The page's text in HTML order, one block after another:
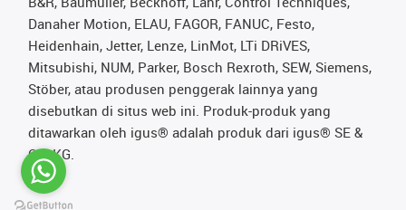
Danaher Motion, ELAU, FAGOR, FANUC, Festo,
Heidenhain, Jetter, Lenze, LinMot, LTi DRiVES,
Mitsubishi, NUM, Parker, Bosch Rexroth, SEW, Siemens,
Stöber, atau produsen penggerak lainnya yang
disebutkan di situs web ini. Produk-produk yang
ditawarkan oleh igus® adalah produk dari igus® SE &
Co. KG.